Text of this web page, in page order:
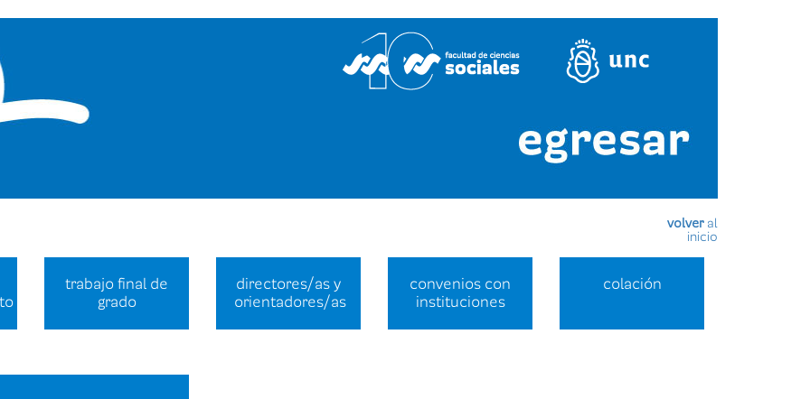
volver al
inicio
trabajo final de
grado
directores/as y
orientadores/as
convenios con
instituciones
colación